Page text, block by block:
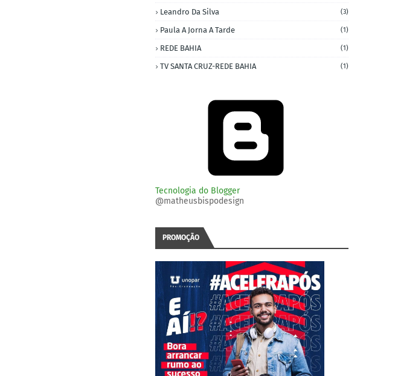
Leandro Da Silva (3)
Paula A Jorna A Tarde (1)
REDE BAHIA (1)
TV SANTA CRUZ-REDE BAHIA (1)
Tecnologia do Blogger
@matheusbispodesign
PROMOÇÃO